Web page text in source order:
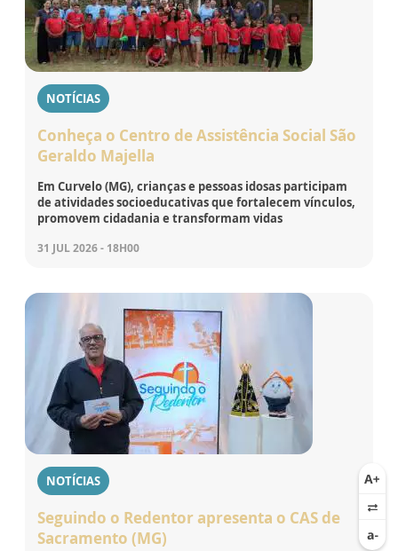
NOTÍCIAS
Conheça o Centro de Assistência Social São
Geraldo Majella
Em Curvelo (MG), crianças e pessoas idosas participam
de atividades socioeducativas que fortalecem vínculos,
promovem cidadania e transformam vidas
31 JUL 2026 - 18H00
NOTÍCIAS
Seguindo o Redentor apresenta o CAS de
Sacramento (MG)